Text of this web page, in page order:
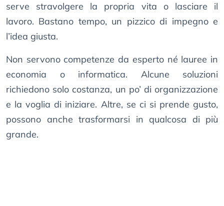
serve stravolgere la propria vita o lasciare il
lavoro. Bastano tempo, un pizzico di impegno e
l’idea giusta.
Non servono competenze da esperto né lauree in
economia o informatica. Alcune soluzioni
richiedono solo costanza, un po’ di organizzazione
e la voglia di iniziare. Altre, se ci si prende gusto,
possono anche trasformarsi in qualcosa di più
grande.